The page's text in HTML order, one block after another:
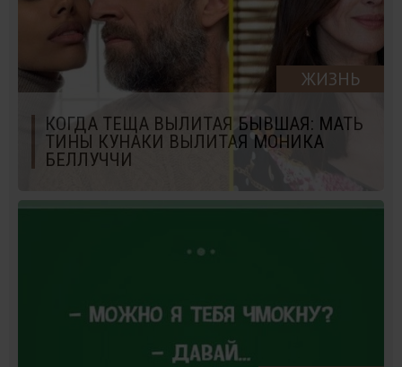
ЖИЗНЬ
КОГДА ТЕЩА ВЫЛИТАЯ БЫВШАЯ: МАТЬ
ТИНЫ КУНАКИ ВЫЛИТАЯ МОНИКА
БЕЛЛУЧЧИ